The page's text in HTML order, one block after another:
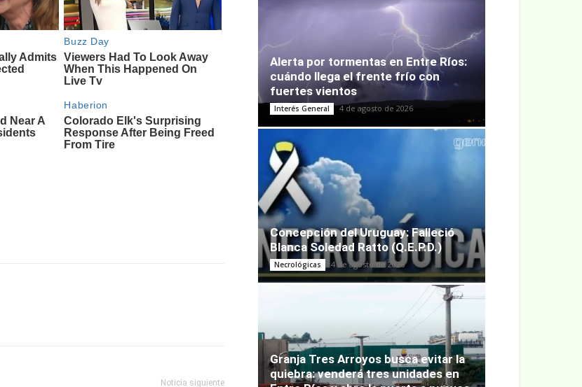
Noticia siguiente
Alerta por tormentas en Entre Ríos:
cuándo llega el frente frío con
fuertes vientos
Interés General 4 de agosto de 2026
Concepción del Uruguay: Falleció
Blanca Soledad Ratto (Q.E.P.D.)
Necrológicas 4 de agosto de 2026
Granja Tres Arroyos busca evitar la
quiebra: venderá tres unidades en